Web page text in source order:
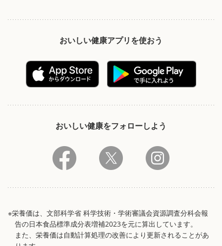
おいしい健康アプリを使おう
おいしい健康をフォローしよう
※栄養価は、文部科学省 科学技術・学術審議会資源調査分科会報
告の日本食品標準成分表増補2023を元に算出しています。
また、栄養価は自動計算処理の改善により更新されることがあ